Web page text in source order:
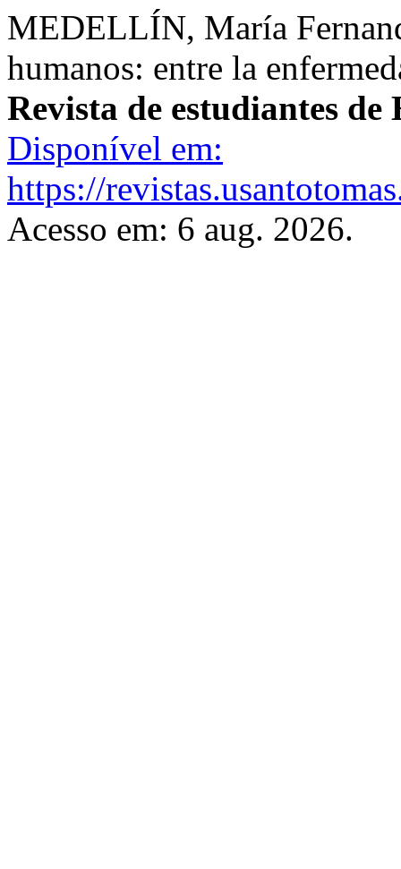
MEDELLÍN, María
humanos: entre la
Revista de estudiantes de
Disponível em:
https://
Acesso em: 6 aug. 2026.